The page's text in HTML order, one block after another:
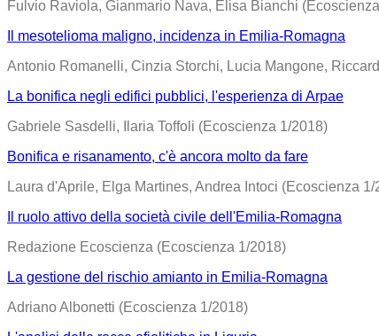
Fulvio Raviola, Gianmario Nava, Elisa Bianchi
Il mesotelioma maligno, incidenza in Emilia-Romagna
Antonio Romanelli, Cinzia Storchi, Lucia Mangone,
La bonifica negli edifici pubblici, l'esperienza di Arpae
Gabriele Sasdelli, Ilaria Toffoli (Ecoscienza 1/2018)
Bonifica e risanamento, c'è ancora molto da fare
Laura d'Aprile, Elga Martines, Andrea Intoci (Ecoscienza 1/
Il ruolo attivo della società civile dell'Emilia-Romagna
Redazione Ecoscienza (Ecoscienza 1/2018)
La gestione del rischio amianto in Emilia-Romagna
Adriano Albonetti (Ecoscienza 1/2018)